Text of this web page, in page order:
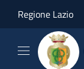
Regione Lazio